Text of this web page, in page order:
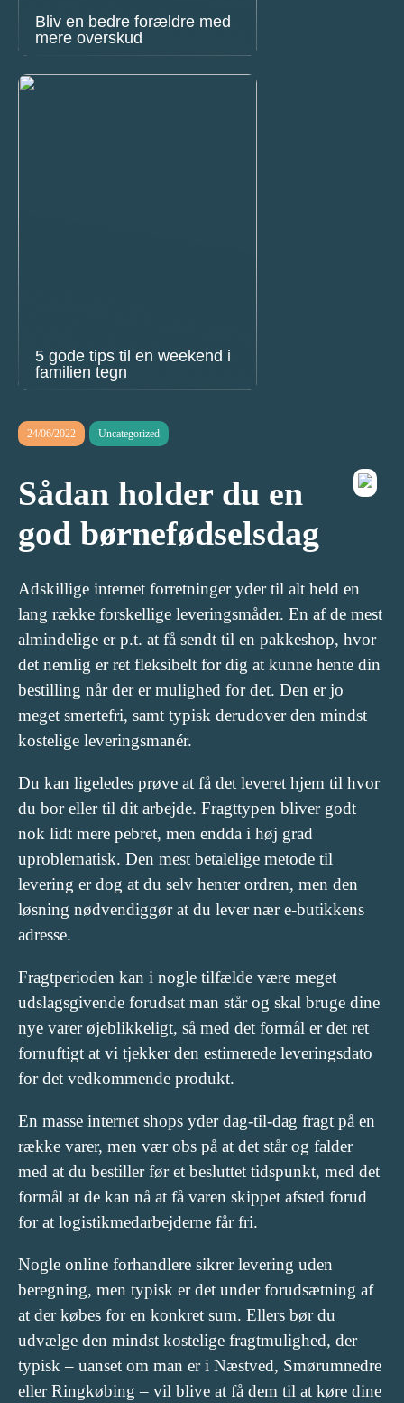
Bliv en bedre forældre med
mere overskud
5 gode tips til en weekend i
familien tegn
24/06/2022 Uncategorized
Sådan holder du en
god børnefødselsdag
Adskillige internet forretninger yder til alt held en
lang række forskellige leveringsmåder. En af de mest
almindelige er p.t. at få sendt til en pakkeshop, hvor
det nemlig er ret fleksibelt for dig at kunne hente din
bestilling når der er mulighed for det. Den er jo
meget smertefri, samt typisk derudover den mindst
kostelige leveringsmanér.
Du kan ligeledes prøve at få det leveret hjem til hvor
du bor eller til dit arbejde. Fragttypen bliver godt
nok lidt mere pebret, men endda i høj grad
uproblematisk. Den mest betalelige metode til
levering er dog at du selv henter ordren, men den
løsning nødvendiggør at du lever nær e-butikkens
adresse.
Fragtperioden kan i nogle tilfælde være meget
udslagsgivende forudsat man står og skal bruge dine
nye varer øjeblikkeligt, så med det formål er det ret
fornuftigt at vi tjekker den estimerede leveringsdato
for det vedkommende produkt.
En masse internet shops yder dag-til-dag fragt på en
række varer, men vær obs på at det står og falder
med at du bestiller før et besluttet tidspunkt, med det
formål at de kan nå at få varen skippet afsted forud
for at logistikmedarbejderne får fri.
Nogle online forhandlere sikrer levering uden
beregning, men typisk er det under forudsætning af
at der købes for en konkret sum. Ellers bør du
udvælge den mindst kostelige fragtmulighed, der
typisk – uanset om man er i Næstved, Smørumnedre
eller Ringkøbing – vil blive at få dem til at køre dine